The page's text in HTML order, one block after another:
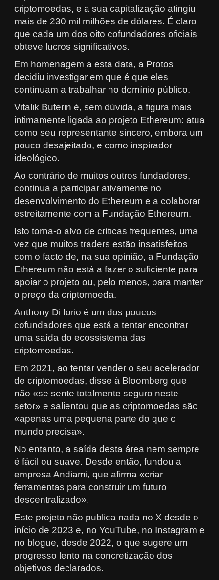
criptomoedas, e a sua capitalização atingiu
mais de 230 mil milhões de dólares. É claro
que cada um dos oito cofundadores oficiais
obteve lucros significativos.
Em homenagem a esta data, a Protos
decidiu investigar em que é que eles
continuam a trabalhar no domínio público.
Vitalik Buterin é, sem dúvida, a figura mais
intimamente ligada ao projeto Ethereum: atua
como seu representante sincero, embora um
pouco desajeitado, e como inspirador
ideológico.
Ao contrário de muitos outros fundadores,
continua a participar ativamente no
desenvolvimento do Ethereum e a colaborar
estreitamente com a Fundação Ethereum.
Isto torna-o alvo de críticas frequentes, uma
vez que muitos traders estão insatisfeitos
com o facto de, na sua opinião, a Fundação
Ethereum não está a fazer o suficiente para
apoiar o projeto ou, pelo menos, para manter
o preço da criptomoeda.
Anthony Di Iorio é um dos poucos
cofundadores que está a tentar encontrar
uma saída do ecossistema das
criptomoedas.
Em 2021, ao tentar vender o seu acelerador
de criptomoedas, disse à Bloomberg que
não «se sente totalmente seguro neste
setor» e salientou que as criptomoedas são
«apenas uma pequena parte do que o
mundo precisa».
No entanto, a saída desta área nem sempre
é fácil ou suave. Desde então, fundou a
empresa Andiami, que afirma «criar
ferramentas para construir um futuro
descentralizado».
Este projeto não publica nada no X desde o
início de 2023 e, no YouTube, no Instagram e
no blogue, desde 2022, o que sugere um
progresso lento na concretização dos
objetivos declarados.